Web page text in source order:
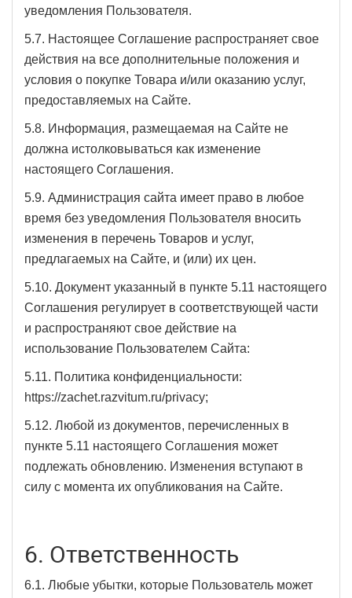
уведомления Пользователя.
5.7. Настоящее Соглашение распространяет свое
действия на все дополнительные положения и
условия о покупке Товара и/или оказанию услуг,
предоставляемых на Сайте.
5.8. Информация, размещаемая на Сайте не
должна истолковываться как изменение
настоящего Соглашения.
5.9. Администрация сайта имеет право в любое
время без уведомления Пользователя вносить
изменения в перечень Товаров и услуг,
предлагаемых на Сайте, и (или) их цен.
5.10. Документ указанный в пункте 5.11 настоящего
Соглашения регулирует в соответствующей части
и распространяют свое действие на
использование Пользователем Сайта:
5.11. Политика конфиденциальности:
https://zachet.razvitum.ru/privacy;
5.12. Любой из документов, перечисленных в
пункте 5.11 настоящего Соглашения может
подлежать обновлению. Изменения вступают в
силу с момента их опубликования на Сайте.
6. Ответственность
6.1. Любые убытки, которые Пользователь может